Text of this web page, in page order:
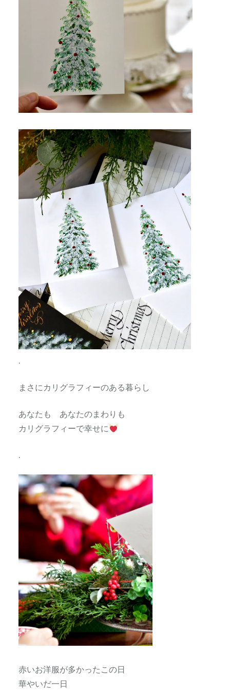
.
まさにカリグラフィーのある暮らし
あなたも あなたのまわりも
カリグラフィーで幸せに
.
赤いお洋服が多かったこの日
華やいだ一日